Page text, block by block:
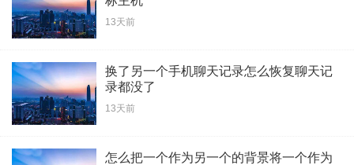
13天前
换了另一个手机聊天记录怎么恢复聊天记
录都没了
13天前
怎么把一个作为另一个的背景将一个作为